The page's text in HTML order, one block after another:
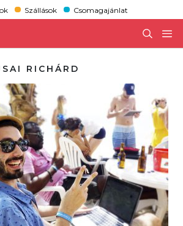
Szállások Csomagajánlat
RICHÁRD